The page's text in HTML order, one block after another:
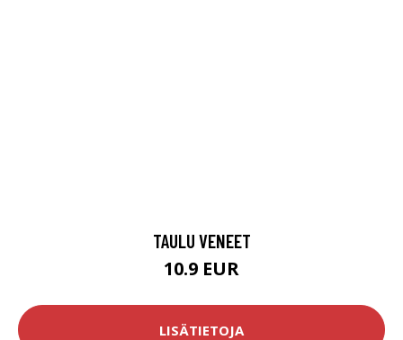
TAULU VENEET
10.9 EUR
LISÄTIETOJA